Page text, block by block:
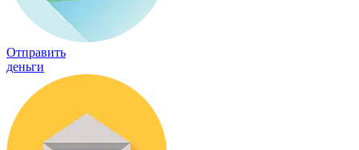
Отправить
деньги